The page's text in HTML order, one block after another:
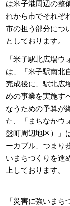
は米子港周辺の整
れから市でそれぞ
市の担う部分につ
としております。
「米子駅北広場ウ
は、「米子駅南北
完成後に、駅北広
めの事業を実施す
なうための予算が
た、「まちなかウ
盤町周辺地区）」
ーカブル、つまり
いまちづくりを進
上しております。
「災害に強いま